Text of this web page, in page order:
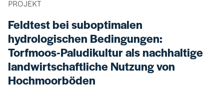
PROJEKT
Feldtest bei suboptimalen
hydrologischen Bedingungen:
Torfmoos-Paludikultur als nachhaltige
landwirtschaftliche Nutzung von
Hochmoorböden